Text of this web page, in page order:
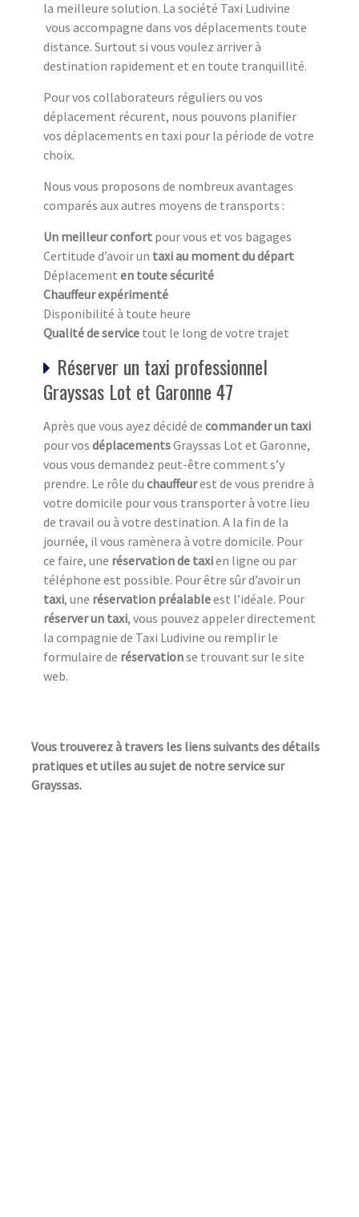
la meilleure solution. La société Taxi Ludivine
vous accompagne dans vos déplacements toute
distance. Surtout si vous voulez arriver à
destination rapidement et en toute tranquillité.
Pour vos collaborateurs réguliers ou vos
déplacement récurent, nous pouvons planifier
vos déplacements en taxi pour la période de votre
choix.
Nous vous proposons de nombreux avantages
comparés aux autres moyens de transports :
Un meilleur confort pour vous et vos bagages
Certitude d’avoir un taxi au moment du départ
Déplacement en toute sécurité
Chauffeur expérimenté
Disponibilité à toute heure
Qualité de service tout le long de votre trajet
Réserver un taxi professionnel
Grayssas Lot et Garonne 47
Après que vous ayez décidé de commander un taxi
pour vos déplacementsGrayssas Lot et Garonne,
vous vous demandez peut-être comment s’y
prendre. Le rôle du chauffeurest de vous prendre à
votre domicile pour vous transporter à votre lieu
de travail ou à votre destination. A la fin de la
journée, il vous ramènera à votre domicile. Pour
ce faire, une réservation de taxien ligne ou par
téléphone est possible. Pour être sûr d’avoir un
taxi, une réservation préalableest l’idéale. Pour
réserver un taxi, vous pouvez appeler directement
la compagnie de Taxi Ludivine ou remplir le
formulaire de réservationse trouvant sur le site
web.
Vous trouverez à travers les liens suivants des détails
pratiques et utiles au sujet de notre service sur
Grayssas.